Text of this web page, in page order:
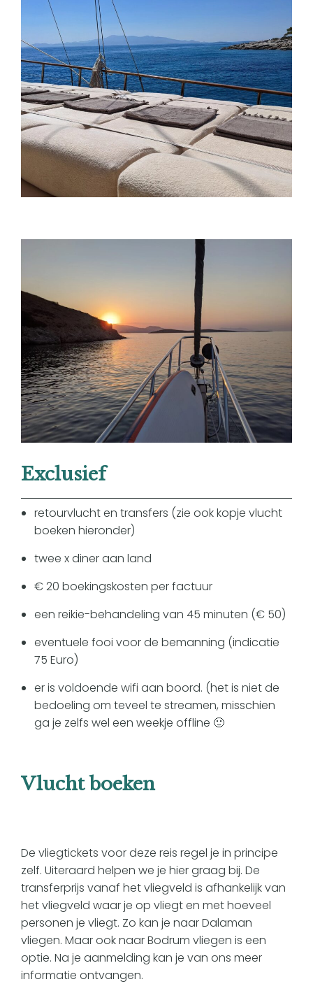
Exclusief
retourvlucht en transfers (zie ook kopje vlucht
boeken hieronder)
twee x diner aan land
€ 20 boekingskosten per factuur
een reikie-behandeling van 45 minuten (€ 50)
eventuele fooi voor de bemanning (indicatie
75 Euro)
er is voldoende wifi aan boord. (het is niet de
bedoeling om teveel te streamen, misschien
ga je zelfs wel een weekje offline 🙂
Vlucht boeken
De vliegtickets voor deze reis regel je in principe
zelf. Uiteraard helpen we je hier graag bij. De
transferprijs vanaf het vliegveld is afhankelijk van
het vliegveld waar je op vliegt en met hoeveel
personen je vliegt. Zo kan je naar Dalaman
vliegen. Maar ook naar Bodrum vliegen is een
optie. Na je aanmelding kan je van ons meer
informatie ontvangen.